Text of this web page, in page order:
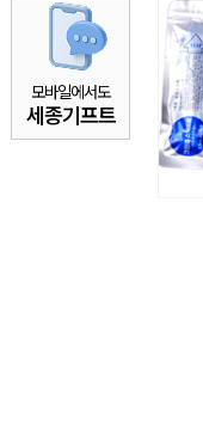
모바일에서도
세종기프트